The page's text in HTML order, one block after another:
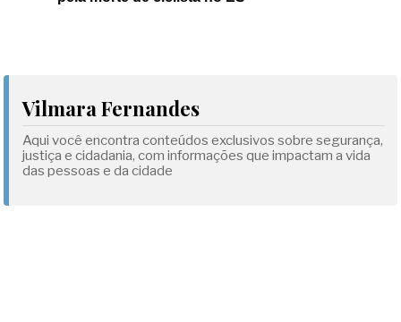
Vilmara Fernandes
Aqui você encontra conteúdos exclusivos sobre segurança,
justiça e cidadania, com informações que impactam a vida
das pessoas e da cidade